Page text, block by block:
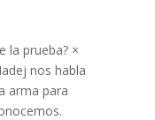
la prueba? ×
nos habla
arma para